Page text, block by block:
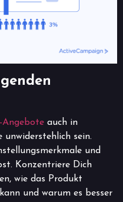
Angebote auch in
unwiderstehlich sein.
und
Konzentriere Dich
wie das Produkt
und warum es besser